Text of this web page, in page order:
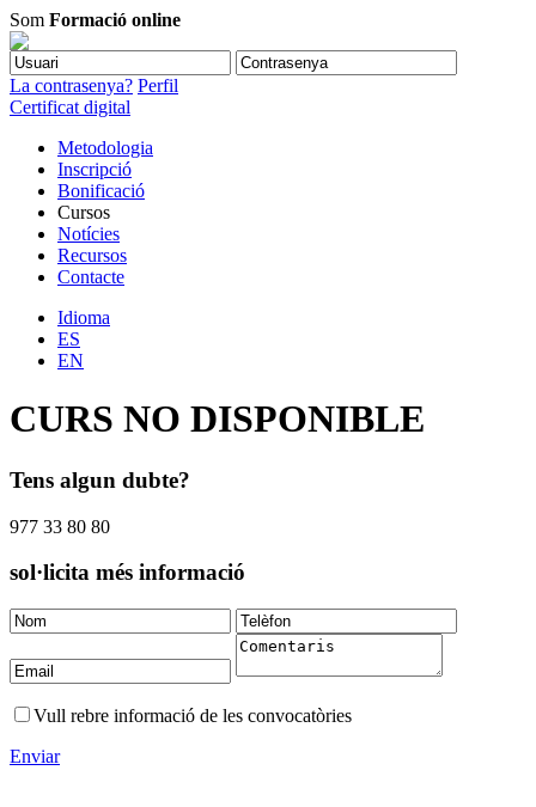
Som Formació online
La contrasenya? Perfil
Certificat digital
Metodologia
Inscripció
Bonificació
Cursos
Notícies
Recursos
Contacte
Idioma
ES
EN
CURS NO DISPONIBLE
Tens algun dubte?
977 33 80 80
sol·licita més informació
Vull rebre informació de les convocatòries
Enviar